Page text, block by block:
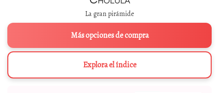
La gran pirámide
Más opciones de compra
Explora el índice